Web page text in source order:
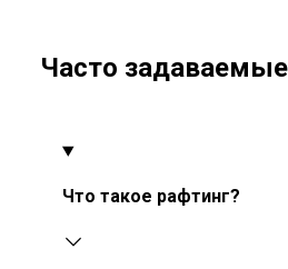
Часто
Что такое рафтинг?